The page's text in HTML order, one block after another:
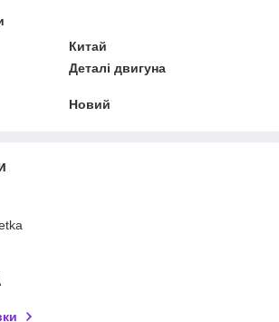
Китай
Деталі двигуна
Новий